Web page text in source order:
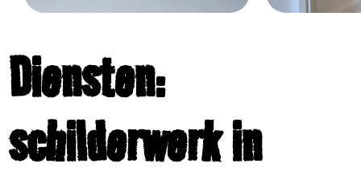
Diensten:
schilderwerk in